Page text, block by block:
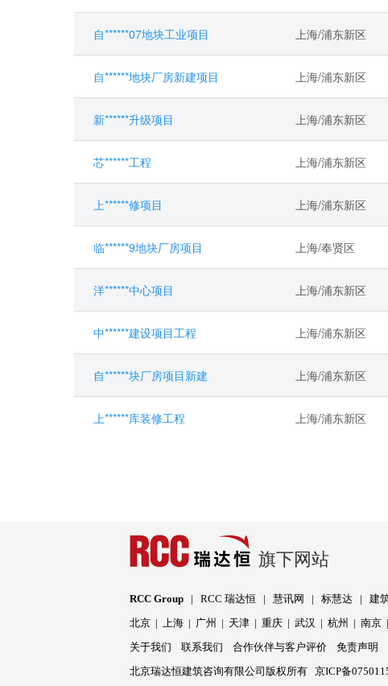
自******07地块工业项目 上海/浦东新区
自******地块厂房新建项目 上海/浦东新区
新******升级项目 上海/浦东新区
芯******工程 上海/浦东新区
上******修项目 上海/浦东新区
临******9地块厂房项目 上海/奉贤区
洋******中心项目 上海/浦东新区
中******建设项目工程 上海/浦东新区
自******块厂房项目新建 上海/浦东新区
上******库装修工程 上海/浦东新区
旗下网站
RCC Group |RCC 瑞达恒 |慧讯网 |标慧达 |建
北京 | 上海 | 广州 | 天津 |重庆 |武汉 |杭州 |南京 |
关于我们
联系我们 合作伙伴与客户评价 免责声明
北京瑞达恒建筑咨询有限公司版权所有京ICP备